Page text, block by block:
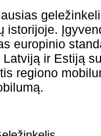
istorijoje.
europinio
ir Estiją
regiono